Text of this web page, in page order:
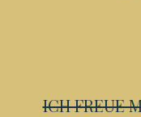
ICH FREUE